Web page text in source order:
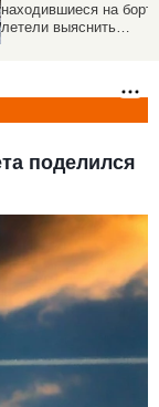
самолет рухнул в
Оренбургской области
поделился